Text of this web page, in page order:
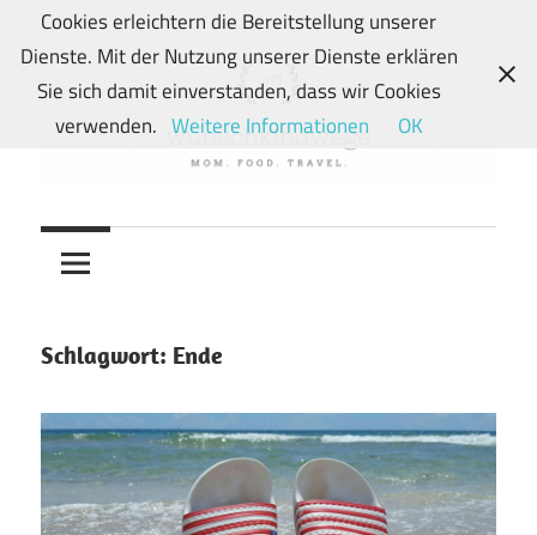
Zum
Inhalt
springen
wunschkindwege
Wunschkindern
und
Mein
Food-
und
Travelblog
Schlagwort: Ende
Cookies erleichtern die Bereitstellung unserer
Dienste. Mit der Nutzung unserer Dienste erklären
Sie sich damit einverstanden, dass wir Cookies
verwenden. Weitere Informationen OK